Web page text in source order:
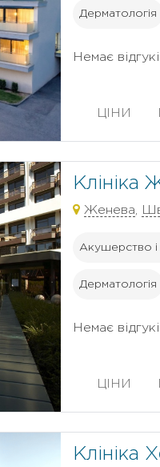
Дерматологія
Немає
ЦІНИ
Клініка
Женева
Акушерство і
Дерматологія
Немає
ЦІНИ
Клініка